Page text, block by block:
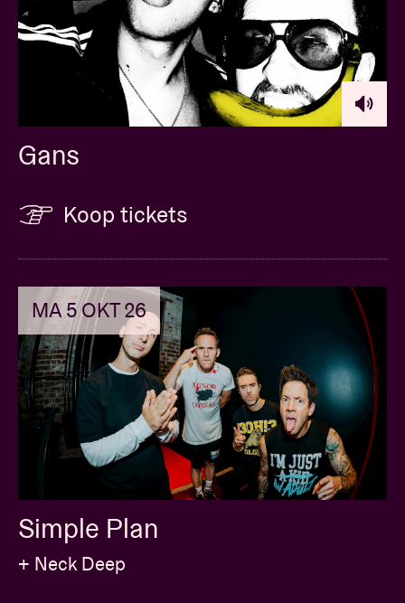
Gans
Koop tickets
MA 5 OKT 26
Simple Plan
+ Neck Deep